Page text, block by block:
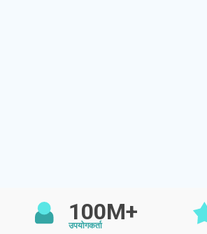
100M+
उपयोगकर्ता